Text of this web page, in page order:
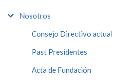
Nosotros
Consejo Directivo actual
Past Presidentes
Acta de Fundación